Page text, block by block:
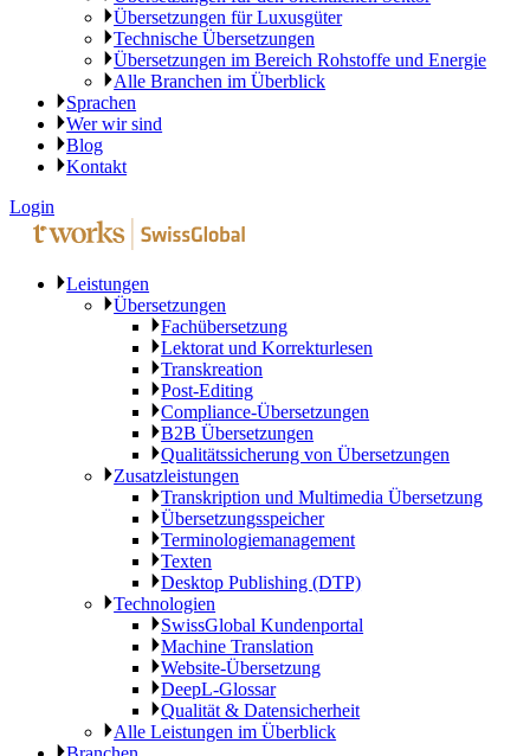
Übersetzungen für Luxusgüter
Technische Übersetzungen
Übersetzungen im Bereich Rohstoffe und Energie
Alle Branchen im Überblick
Sprachen
Wer wir sind
Blog
Kontakt
Login
Leistungen
Übersetzungen
Fachübersetzung
Lektorat und Korrekturlesen
Transkreation
Post-Editing
Compliance-Übersetzungen
B2B Übersetzungen
Qualitätssicherung von Übersetzungen
Zusatzleistungen
Transkription und Multimedia Übersetzung
Übersetzungsspeicher
Terminologiemanagement
Texten
Desktop Publishing (DTP)
Technologien
SwissGlobal Kundenportal
Machine Translation
Website-Übersetzung
DeepL-Glossar
Qualität & Datensicherheit
Alle Leistungen im Überblick